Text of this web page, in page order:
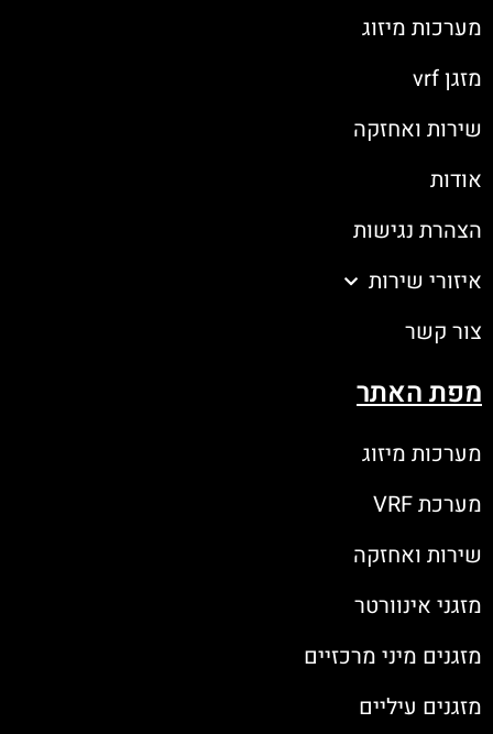
מערכות מיזוג
מזגן vrf
שירות ואחזקה
אודות
הצהרת נגישות
איזורי שירות
צור קשר
מפת האתר
מערכות מיזוג
מערכת VRF
שירות ואחזקה
מזגני אינוורטר
מזגנים מיני מרכזיים
מזגנים עיליים